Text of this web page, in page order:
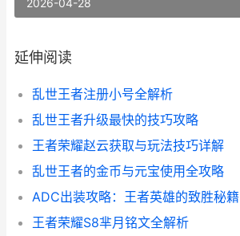
2026-04-28
延伸阅读
乱世王者注册小号全解析
乱世王者升级最快的技巧攻略
王者荣耀赵云获取与玩法技巧详解
乱世王者的金币与元宝使用全攻略
ADC出装攻略：王者英雄的致胜秘籍
王者荣耀S8芈月铭文全解析